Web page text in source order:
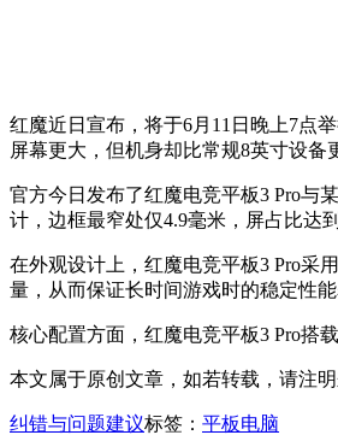
红魔近日宣布，将于6月11日晚上7点
屏幕更大，但机身却比常规8英寸设备
官方今日发布了红魔电竞平板3 Pro与
计，边框最窄处仅4.9毫米，屏占比达
在外观设计上，红魔电竞平板3 Pro采
量，从而保证长时间游戏时的稳定性能
核心配置方面，红魔电竞平板3 Pro搭
本文属于原创文章，如若转载，请注明
纠错与问题建议标签： 平板电脑